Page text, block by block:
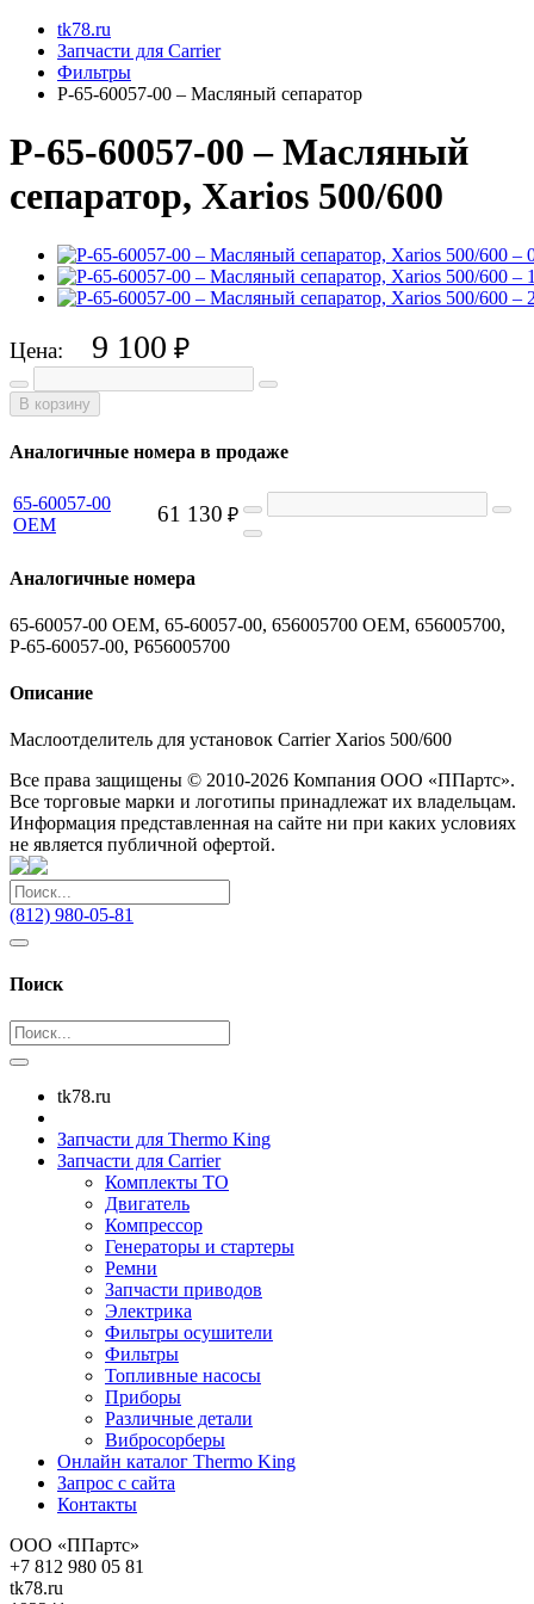
tk78.ru
Запчасти для Carrier
Фильтры
P-65-60057-00 – Масляный сепаратор
P-65-60057-00 – Масляный
сепаратор, Xarios 500/600
Цена: 9 100 ₽
В корзину
Аналогичные номера в продаже
65-60057-00
OEM
61 130 ₽
Аналогичные номера
65-60057-00 OEM, 65-60057-00, 656005700 OEM, 656005700,
P-65-60057-00, P656005700
Описание
Маслоотделитель для установок Carrier Xarios 500/600
Все права защищены © 2010-2026 Компания ООО «ППартс».
Все торговые марки и логотипы принадлежат их владельцам.
Информация представленная на сайте ни при каких условиях
не является публичной офертой.
(812) 980-05-81
Поиск
tk78.ru
Запчасти для Thermo King
Запчасти для Carrier
Комплекты ТО
Двигатель
Компрессор
Генераторы и стартеры
Ремни
Запчасти приводов
Электрика
Фильтры осушители
Фильтры
Топливные насосы
Приборы
Различные детали
Вибросорберы
Онлайн каталог Thermo King
Запрос с сайта
Контакты
ООО «ППартс»
+7 812 980 05 81
tk78.ru